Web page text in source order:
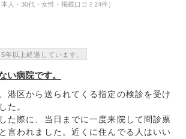
人・30代・女性・掲載口コミ24件）
年以上経過しています。
い病院です。
港区から送られてくる指定の検診を受け
た。
た際に、当日までに一度来院して問診票
言われました。近くに住んでる人はいい